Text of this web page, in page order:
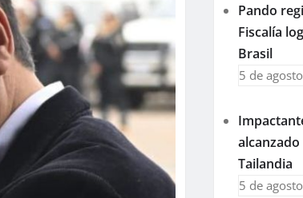
Pando
Fiscalía
Brasil
5 de
Tailandia
5 de